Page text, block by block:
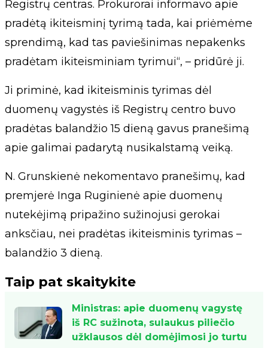
Registrų centras. Prokurorai informavo apie
pradėtą ikiteisminį tyrimą tada, kai priėmėme
sprendimą, kad tas paviešinimas nepakenks
pradėtam ikiteisminiam tyrimui“, – pridūrė ji.
Ji priminė, kad ikiteisminis tyrimas dėl
duomenų vagystės iš Registrų centro buvo
pradėtas balandžio 15 dieną gavus pranešimą
apie galimai padarytą nusikalstamą veiką.
N. Grunskienė nekomentavo pranešimų, kad
premjerė Inga Ruginienė apie duomenų
nutekėjimą pripažino sužinojusi gerokai
anksčiau, nei pradėtas ikiteisminis tyrimas –
balandžio 3 dieną.
Taip pat skaitykite
Ministras: apie duomenų vagystę
iš RC sužinota, sulaukus piliečio
užklausos dėl domėjimosi jo turtu